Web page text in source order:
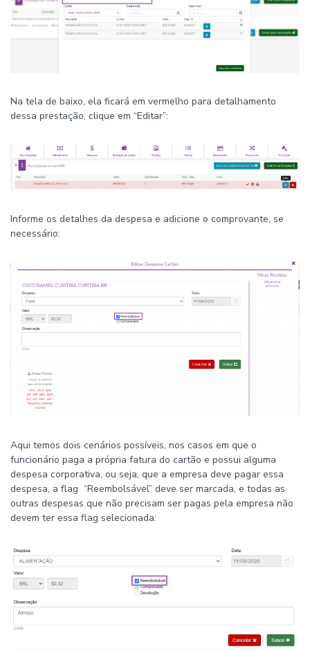
Na tela de baixo, ela ficará em vermelho para detalhamento
dessa prestação, clique em “Editar”:
Informe os detalhes da despesa e adicione o comprovante, se
necessário:
Aqui temos dois cenários possíveis, nos casos em que o
funcionário paga a própria fatura do cartão e possui alguma
despesa corporativa, ou seja, que a empresa deve pagar essa
despesa, a flag “Reembolsável” deve ser marcada, e todas as
outras despesas que não precisam ser pagas pela empresa não
devem ter essa flag selecionada: